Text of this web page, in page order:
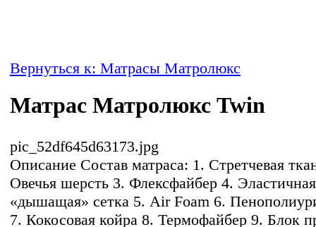
Вернуться к: Матрасы Матролюкс
Матрас Матролюкс Twin
pic_52df645d63173.jpg
Описание Состав матраса: 1. Стретчевая
Овечья шерсть 3. Флексфайбер 4. Эластичная
«дышащая» сетка 5. Air Foam 6.
7. Кокосовая койра 8. Термофайбер 9. Блок